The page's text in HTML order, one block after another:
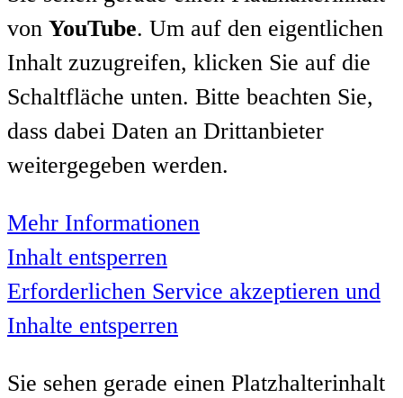
von YouTube. Um auf den eigentlichen
Inhalt zuzugreifen, klicken Sie auf die
Schaltfläche unten. Bitte beachten Sie,
dass dabei Daten an Drittanbieter
weitergegeben werden.
Mehr Informationen
Inhalt entsperren
Erforderlichen Service akzeptieren und
Inhalte entsperren
Sie sehen gerade einen Platzhalterinhalt